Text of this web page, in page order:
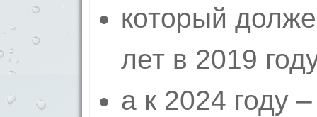
который
лет в 2019
а к 2024 году